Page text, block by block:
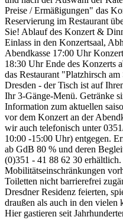
Preise / Ermäßigungen" das
Reservierung im Restaurant
Sie! Ablauf des Konzert &
Einlass in den Konzertsaal,
Abendkasse 17:00 Uhr
18:30 Uhr Ende des Konzerts
das Restaurant "Platzhirsch
Dresden - der Tisch ist auf
Ihr 3-Gänge-Menü. Getränke
Information zum aktuellen
vor dem Konzert an der
wir auch telefonisch unter
10:00 -15:00 Uhr) entgegen.
ab GdB 80 % und deren
(0)351 - 41 88 62 30
Mobilitätseinschränkungen
Toiletten nicht barrierefrei
Dresdner Residenz feierten,
draußen als auch in den vielen
Hier gastieren seit